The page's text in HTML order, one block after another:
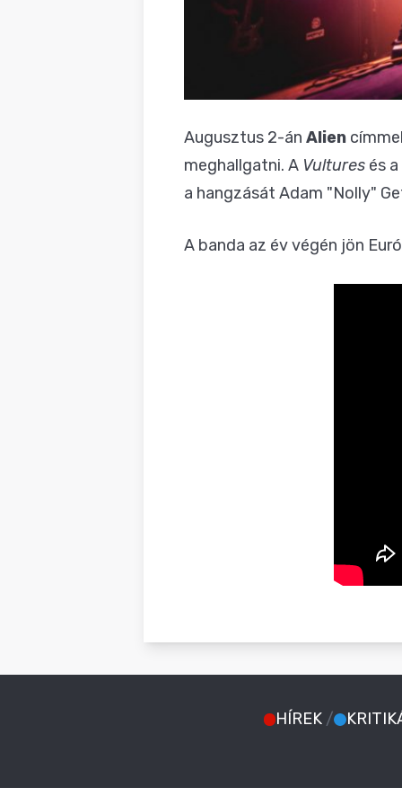
Augusztus 2-án Alien
meghallgatni. A Vultures és a
a hangzását Adam "Nolly"
A banda az év végén jön
HÍREK /